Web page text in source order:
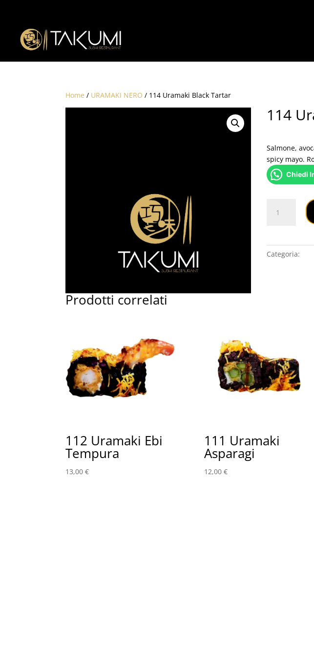
Home / URAMAKI NERO / 114 Uramaki Black Tartar
114
Salmone,
spicy mayo.
Chiedi
Uramaki
quantità
Categoria:
Prodotti correlati
112 Uramaki Ebi
Tempura
13,00€
111 Uramaki
Asparagi
12,00 €